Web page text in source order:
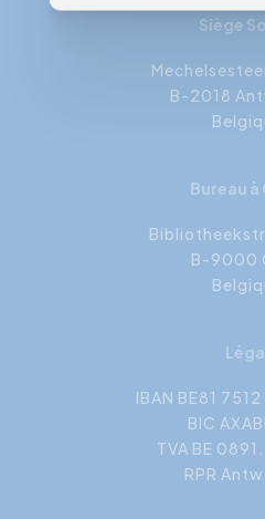
Siège
B-2018
Bureau à
B-9000
IBAN BE81
BIC
TVA BE
RPR